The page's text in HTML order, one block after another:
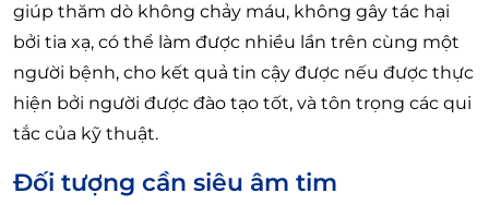
giúp thăm dò không chảy máu, không gây tác hại
bởi tia xạ, có thể làm được nhiều lần trên cùng một
người bệnh, cho kết quả tin cậy được nếu được thực
hiện bởi người được đào tạo tốt, và tôn trọng các qui
tắc của kỹ thuật.
Đối tượng cần siêu âm tim